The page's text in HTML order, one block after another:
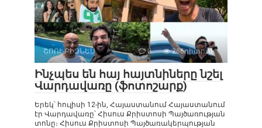
ՇՈՈՒ-ԲԻԶՆԵՍ 0 266դիտում
Ինչպես են հայ հայտնիները նշել
Վարդավառը (ֆոտոշարք)
Երեկ՝ հուլիսի 12-ին, Հայաստանում Հայաստանում
էր Վարդավառը՝ Հիսուս Քրիստոսի Պայծառության
տոնը։ Հիսուս Քրիստոսի Պայծառակերպության